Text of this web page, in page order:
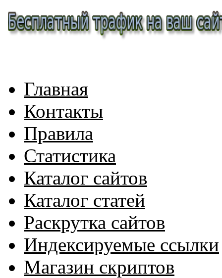
Главная
Контакты
Правила
Статистика
Каталог сайтов
Каталог статей
Раскрутка сайтов
Индексируемые ссылки
Магазин скриптов